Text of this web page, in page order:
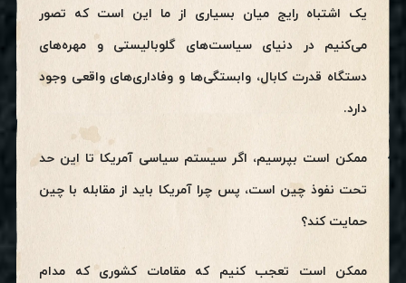
یک اشتباه رایج میان بسیاری از ما این است که تصور
می‌کنیم در دنیای سیاست‌های گلوبالیستی و مهره‌های
دستگاه قدرت کابال، وابستگی‌ها و وفاداری‌های واقعی وجود
دارد.
ممکن است بپرسیم، اگر سیستم سیاسی آمریکا تا این حد
تحت نفوذ چین است، پس چرا آمریکا باید از مقابله با چین
حمایت کند؟
ممکن است تعجب کنیم که مقامات کشوری که مدام